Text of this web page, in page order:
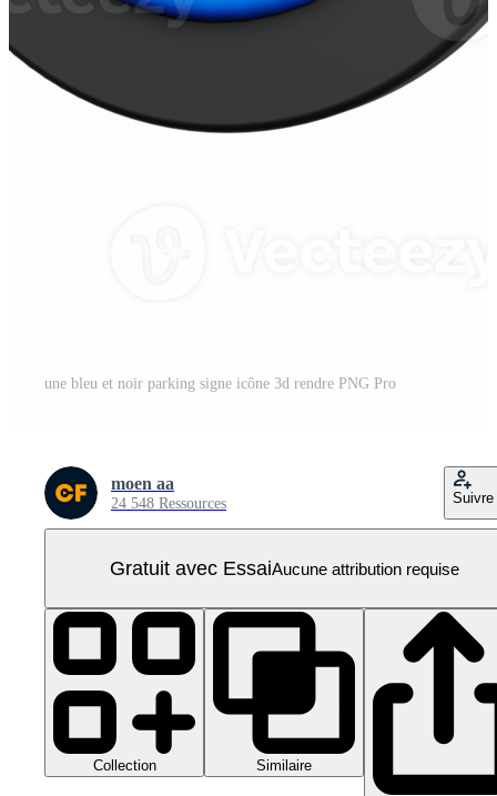
une bleu et noir parking signe icône 3d rendre PNG Pro
moen aa
24 548 Ressources Suivre
Gratuit avec EssaiAucune attribution requise
Collection Similaire